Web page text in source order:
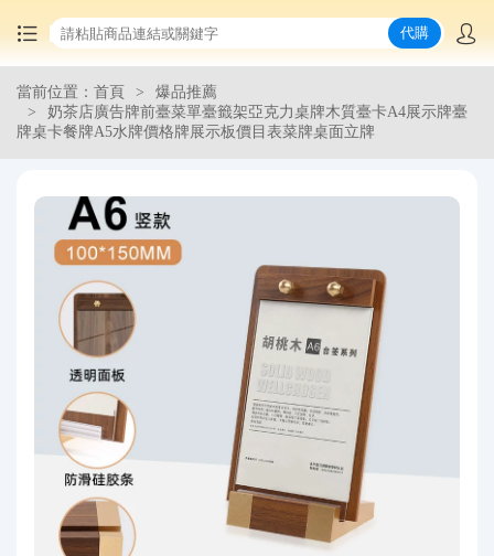
首頁
集運服務
查詢運單
最新公告
物流資訊
代購問答
代購
當前位置：首頁
爆品推薦
奶茶店廣告牌前臺菜單臺籤架亞克力桌牌木質臺卡A4展示牌臺
牌桌卡餐牌A5水牌價格牌展示板價目表菜牌桌面立牌